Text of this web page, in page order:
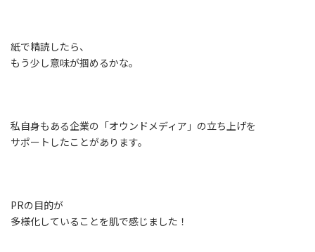
紙で精読したら、
もう少し意味が掴めるかな。
私自身もある企業の「オウンドメディア」の立ち上げを
サポートしたことがあります。
PRの目的が
多様化していることを肌で感じました！